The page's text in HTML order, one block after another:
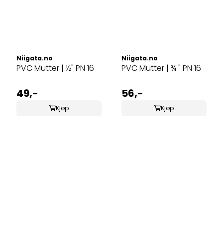
Niigata.no
PVC Mutter | ½" PN 16
49,-
Kjøp
Niigata.no
PVC Mutter | ¾ " PN 16
56,-
Kjøp